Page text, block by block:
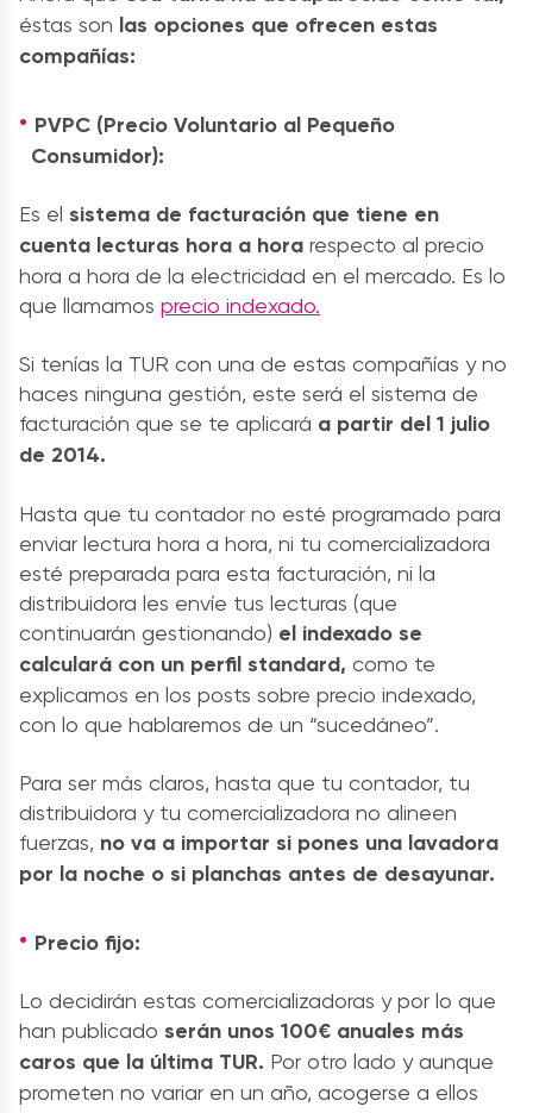
éstas son las opciones que ofrecen estas
compañías:
PVPC (Precio Voluntario al Pequeño
Consumidor):
Es el sistema de facturación que tiene en
cuenta lecturas hora a hora respecto al precio
hora a hora de la electricidad en el mercado. Es lo
que llamamos precio indexado.
Si tenías la TUR con una de estas compañías y no
haces ninguna gestión, este será el sistema de
facturación que se te aplicará a partir del 1 julio
de 2014.
Hasta que tu contador no esté programado para
enviar lectura hora a hora, ni tu comercializadora
esté preparada para esta facturación, ni la
distribuidora les envíe tus lecturas (que
continuarán gestionando) el indexado se
calculará con un perfil standard, como te
explicamos en los posts sobre precio indexado,
con lo que hablaremos de un “sucedáneo”.
Para ser más claros, hasta que tu contador, tu
distribuidora y tu comercializadora no alineen
fuerzas, no va a importar si pones una lavadora
por la noche o si planchas antes de desayunar.
Precio fijo:
Lo decidirán estas comercializadoras y por lo que
han publicado serán unos 100€ anuales más
caros que la última TUR. Por otro lado y aunque
prometen no variar en un año, acogerse a ellos